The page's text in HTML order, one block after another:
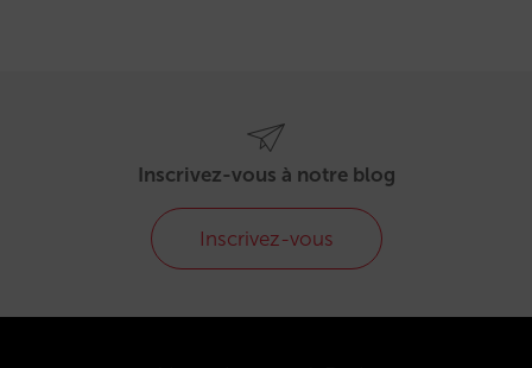
Inscrivez-vous à notre blog
Inscrivez-vous